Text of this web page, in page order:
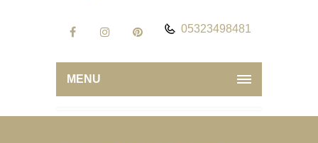
05323498481
MENU